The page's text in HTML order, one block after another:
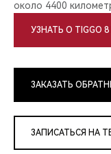
около 4400
УЗНАТЬ О TIGGO 8
ЗАКАЗАТЬ
ЗАПИСАТЬСЯ НА